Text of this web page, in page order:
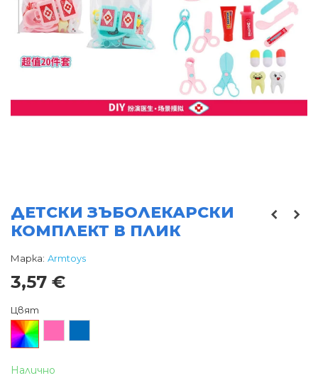
ДЕТСКИ ЗЪБОЛЕКАРСКИ
КОМПЛЕКТ В ПЛИК
Марка: Armtoys
3,57 €
Цвят
Произволен/
микс
Налично